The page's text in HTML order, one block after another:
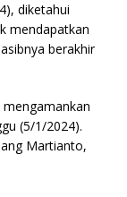
diketahui
mendapatkan
berakhir
(5/1/2024).
Martianto,